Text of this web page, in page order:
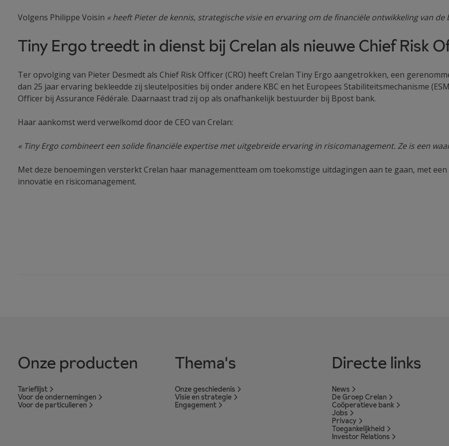
Volgens Philippe Voisin « heeft Pieter de kennis, strategische visie en ervaring om de financiële ontwikkeling van
Tiny Ergo treedt in dienst bij Crelan als nieuwe Chief Risk
Ter opvolging van Pieter Desmedt als Chief Risk Officer (CRO) heeft Crelan Tiny Ergo aangetrokken, een
dan 25 jaar ervaring bekleedde zij sleutelposities bij onder andere KBC en het Europees Stabiliteitsmechanisme
Officer bij Assurance Fédérale. Daarnaast trad zij op als onafhankelijk bestuurder bij Bpost bank.
Haar aankomst werd verwelkomd door de CEO van Crelan:
« Tiny Ergo combineert een solide financiële expertise met uitgebreide ervaring in risicomanagement. Ze is een
Met deze benoemingen versterkt Crelan haar managementteam om toekomstige uitdagingen aan te gaan, met
innovatie en risicomanagement.
Onze producten
Tarieflijst
Voor de ondernemingen
Voor de particulieren
Thema's
Onze geschiedenis
Visie en strategie
Engagement
Directe links
News
De Groep Crelan
Coöperatieve bank
Jobs
Privacy
Toegankelijkheid
Investor Relations